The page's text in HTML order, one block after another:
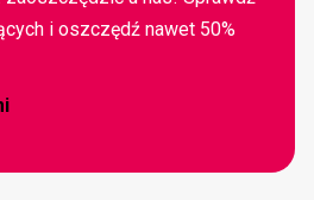
i oszczędź nawet 50%